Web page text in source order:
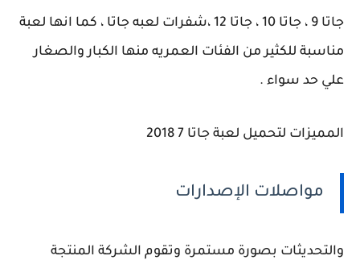
جاتا 9 ، جاتا 10 ، جاتا 12 ،شفرات لعبه جاتا ، كما انها لعبة
مناسبة للكثير من الفئات العمريه منها الكبار والصغار
علي حد سواء .
المميزات لتحميل لعبة جاتا 7 2018
مواصلات الإصدارات
والتحديثات بصورة مستمرة وتقوم الشركة المنتجة